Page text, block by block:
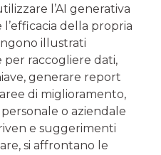
l’AI generativa
della propria
illustrati
raccogliere dati,
generare report
di miglioramento,
o aziendale
e suggerimenti
si affrontano le